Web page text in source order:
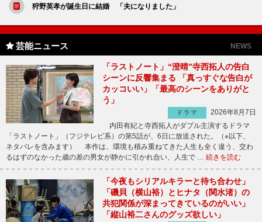
狩野英孝が誕生日に結婚 「夫になりました」
芸能ニュース NEWS
「ラストノート」“澄晴”寺西拓人の告白
シーンに反響集まる 「真っすぐな告白が
カッコいい」「最高のシーンをありがと
う」
ドラマ
2026年8月7日
内田有紀と寺西拓人がダブル主演するドラマ
「ラストノート」（フジテレビ系）の第5話が、6日に放送された。（※以下、
ネタバレを含みます） 本作は、環境も積み重ねてきた人生も全く違う、交わ
るはずのなかった歳の差の男女が静かに引かれ合い、人生で … 続きを読む
「今夜もシリアルキラーと待ち合わせ」
「磯貝（横山裕）とヒナタ（関水渚）の
共犯関係が深まってきているのがいい」
「縦山裕二さんのグッズ欲しい」